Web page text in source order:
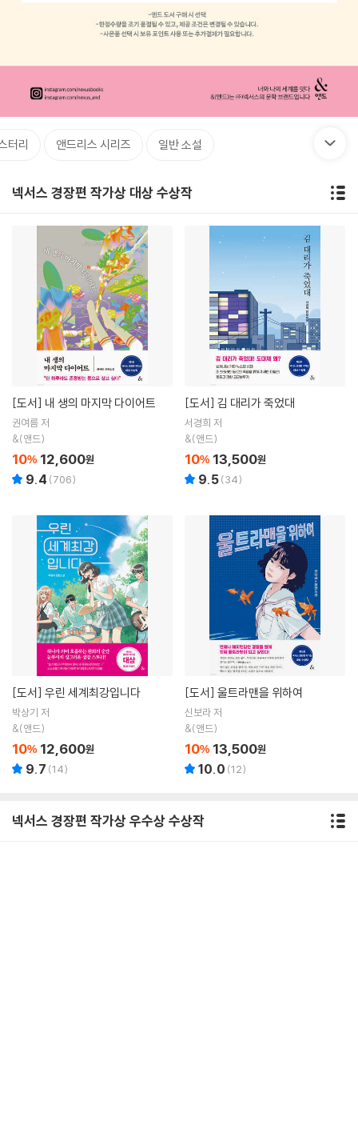
터리 앤드리스 시리즈 일반 소설
넥서스 경장편 작가상 대상 수상작
[도서] 내 생의 마지막 다이어트
권여름 저
&(앤드)
10% 12,600원
9.4 (706)
[도서] 김 대리가 죽었대
서경희 저
&(앤드)
10% 13,500원
9.5(34)
[도서] 우린 세계최강입니다
박상기 저
&(앤드)
10% 12,600원
9.7 (14)
[도서] 울트라맨을 위하여
신보라 저
&(앤드)
10% 13,500원
10.0 (12)
넥서스 경장편 작가상 우수상 수상작